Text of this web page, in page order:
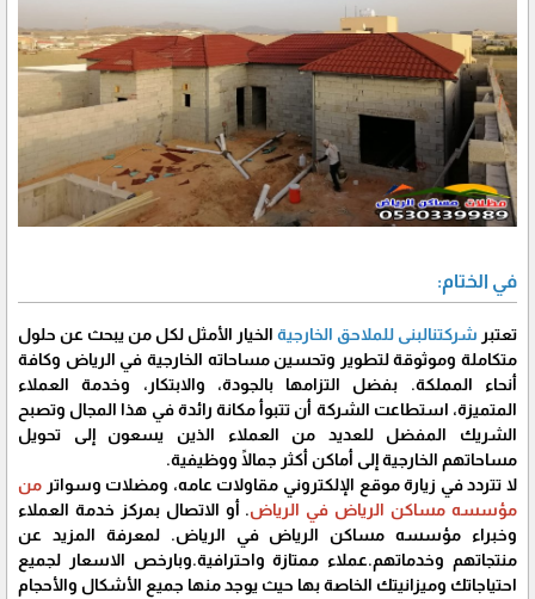
في الختام:
تعتبر شركتنالبنى للملاحق الخارجية الخيار الأمثل لكل من يبحث عن حلول
متكاملة وموثوقة لتطوير وتحسين مساحاته الخارجية في الرياض وكافة
أنحاء المملكة. بفضل التزامها بالجودة، والابتكار، وخدمة العملاء
المتميزة، استطاعت الشركة أن تتبوأ مكانة رائدة في هذا المجال وتصبح
الشريك المفضل للعديد من العملاء الذين يسعون إلى تحويل
مساحاتهم الخارجية إلى أماكن أكثر جمالًا ووظيفية.
لا تتردد في زيارة موقع الإلكتروني مقاولات عامه، ومضلات وسواتر من
مؤسسه مساكن الرياض في الرياض. أو الاتصال بمركز خدمة العملاء
وخبراء مؤسسه مساكن الرياض في الرياض. لمعرفة المزيد عن
منتجاتهم وخدماتهم.عملاء ممتازة واحترافية.وبارخص الاسعار لجميع
احتياجاتك وميزانيتك الخاصة بها حيث يوجد منها جميع الأشكال والأحجام